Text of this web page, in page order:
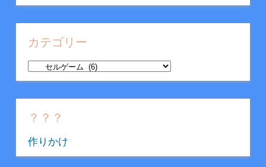
ー
カ
イ
カテゴリー
テ
ゴ
リ
？？？
作りかけ